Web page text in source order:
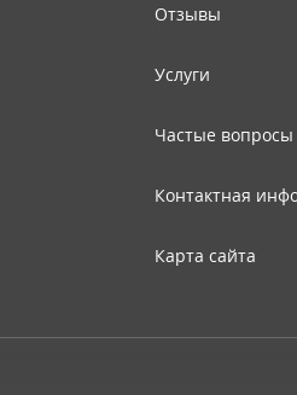
Отзывы
Услуги
Частые вопросы
Контактная
Карта сайта